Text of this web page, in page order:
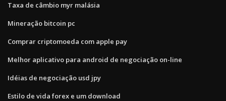
Taxa de câmbio myr malásia
Mineração bitcoin pc
Comprar criptomoeda com apple pay
Melhor aplicativo para android de negociação on-line
Idéias de negociação usd jpy
Estilo de vida forex e um download